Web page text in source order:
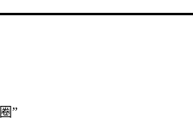
”